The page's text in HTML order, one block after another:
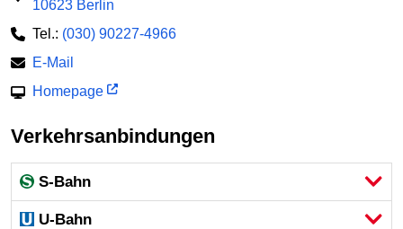
10623 Berlin
Tel.: (030) 90227-4966
E-Mail
Homepage
Verkehrsanbindungen
S-Bahn
U-Bahn